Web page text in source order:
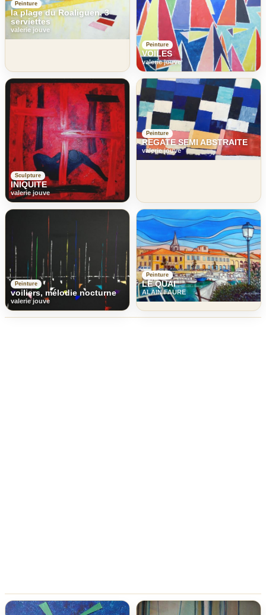
Peinture
la plage du Roaliguen, 3
serviettes
valerie jouve
Peinture
VOILES
valerie jouve
Sculpture
INIQUITE
valerie jouve
Peinture
REGATE SEMI ABSTRAITE
valerie jouve
Peinture
voiliers, mélodie nocturne
valerie jouve
Peinture
LE QUAI
ALAIN FAURE